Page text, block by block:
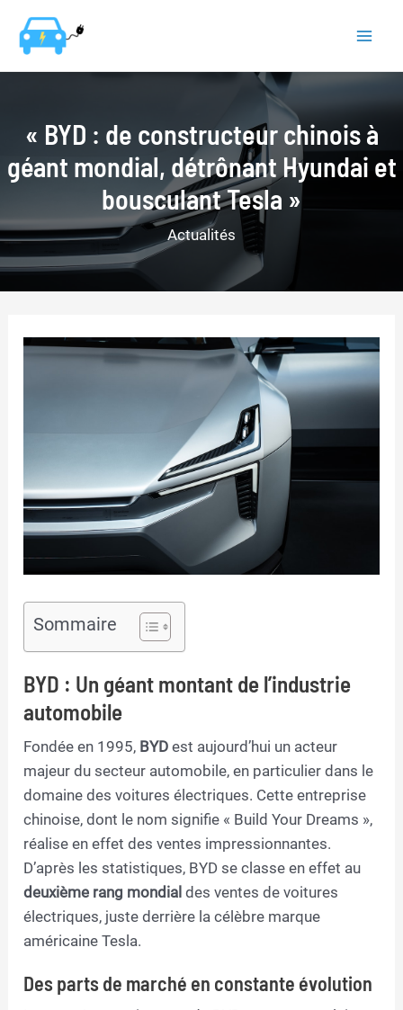
contenu
« BYD : de constructeur chinois à
géant mondial, détrônant Hyundai et
bousculant Tesla »
Actualités
Sommaire
BYD : Un géant montant de l’industrie
automobile
Fondée en 1995, BYD est aujourd’hui un acteur
majeur du secteur automobile, en particulier dans le
domaine des voitures électriques. Cette entreprise
chinoise, dont le nom signifie « Build Your Dreams »,
réalise en effet des ventes impressionnantes.
D’après les statistiques, BYD se classe en effet au
deuxième rang mondial des ventes de voitures
électriques, juste derrière la célèbre marque
américaine Tesla.
Des parts de marché en constante évolution